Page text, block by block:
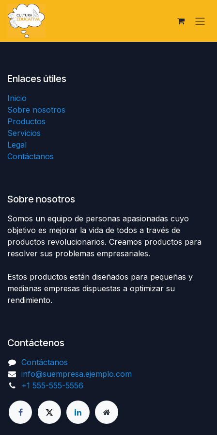
Ir al contenido
Enlaces útiles
Inicio
Sobre nosotros
Productos
Servicios
Legal
Contáctanos
Sobre nosotros
Somos un equipo de personas apasionadas cuyo
objetivo es mejorar la vida de todos a través de
productos revolucionarios. Creamos productos para
resolver sus problemas empresariales.
Estos productos están diseñados para pequeñas y
medianas empresas dispuestas a optimizar su
rendimiento.
Contáctenos
Contáctanos
info@suempresa.ejemplo.com
+1 555-555-5556